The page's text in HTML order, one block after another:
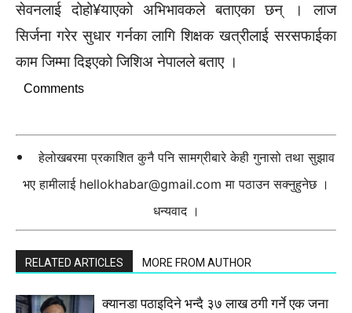
सेवनलाई दोहो¥याएको अभिभावकले बताएका छन् । लाज
सिर्जना गरेर सुधार गर्नका लागि शिक्षक खत्रीलाई सरसफाईका
काम जिम्मा दिइएको जिशिअ नेपालले बताए ।
Comments
हेलोखबरमा प्रकाशित कुनै पनि सामग्रीबारे केही गुनासो तथा सुझाव
भए हामीलाई hellokhabar@gmail.com मा पठाउन सक्नुहुनेछ ।
धन्यवाद ।
RELATED ARTICLES MORE FROM AUTHOR
क्यानडा पठाइदिने भन्दै ३७ लाख ठगी गर्ने एक जना